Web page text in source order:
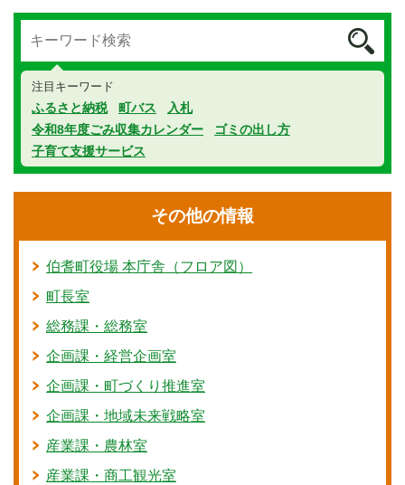
注目キーワード
ふるさと納税 町バス
入札
令和8年度ごみ収集カレンダー
ゴミの出し方
子育て支援サービス
その他の情報
伯耆町役場 本庁舎（フロア図）
町長室
総務課・総務室
企画課・経営企画室
企画課・町づくり推進室
企画課・地域未来戦略室
産業課・農林室
産業課・商工観光室